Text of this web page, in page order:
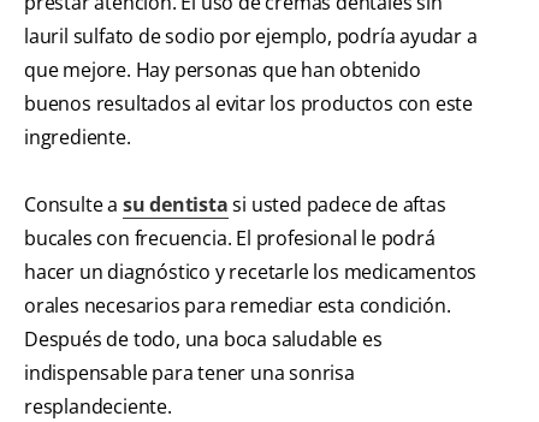
lauril sulfato de sodio por ejemplo, podría ayudar a
que mejore. Hay personas que han obtenido
buenos resultados al evitar los productos con este
ingrediente.
Consulte a su dentistasi usted padece de aftas
bucales con frecuencia. El profesional le podrá
hacer un diagnóstico y recetarle los medicamentos
orales necesarios para remediar esta condición.
Después de todo, una boca saludable es
indispensable para tener una sonrisa
resplandeciente.